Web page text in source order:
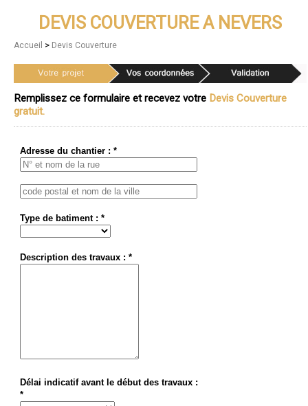
DEVIS COUVERTURE A NEVERS
Accueil > Devis Couverture
Remplissez ce formulaire et recevez votre Devis Couverture
gratuit.
Adresse du chantier : *
Type de batiment : *
Description des travaux : *
Délai indicatif avant le début des travaux :
*